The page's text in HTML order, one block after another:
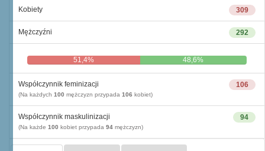
309
Kobiety
292
Mężczyźni
51,4% 48,6%
106
Współczynnik feminizacji
(Na każdych 100 mężczyzn przypada 106 kobiet)
94
Współczynnik maskulinizacji
(Na każde 100 kobiet przypada 94 mężczyzn)